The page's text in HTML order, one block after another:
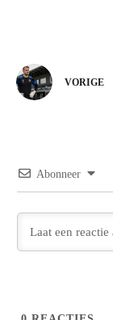
VORIGE
Abonneer